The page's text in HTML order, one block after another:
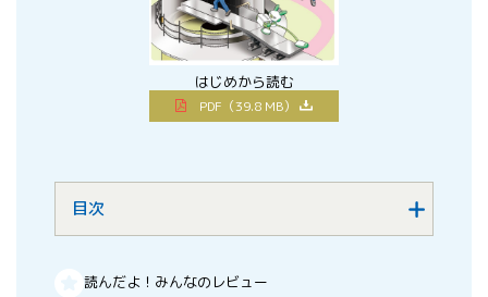
はじめから読む
PDF（39.8 MB）
目次
読んだよ！みんなのレビュー